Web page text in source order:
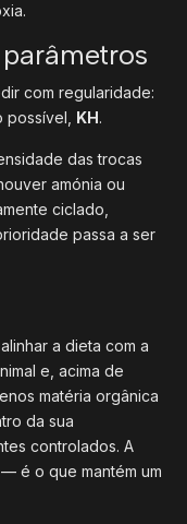
com regularidade:
possível, KH.
das trocas
amónia ou
ciclado,
passa a ser
a dieta com a
e, acima de
matéria orgânica
da sua
controlados. A
é o que mantém um